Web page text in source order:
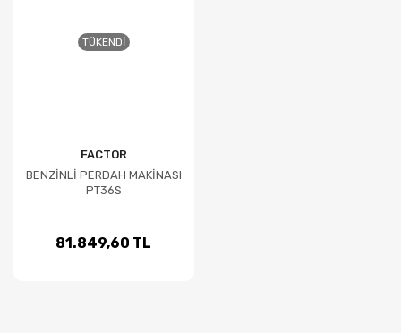
TÜKENDI
FACTOR
BENZİNLİ PERDAH MAKİNASI
PT36S
81.849,60 TL